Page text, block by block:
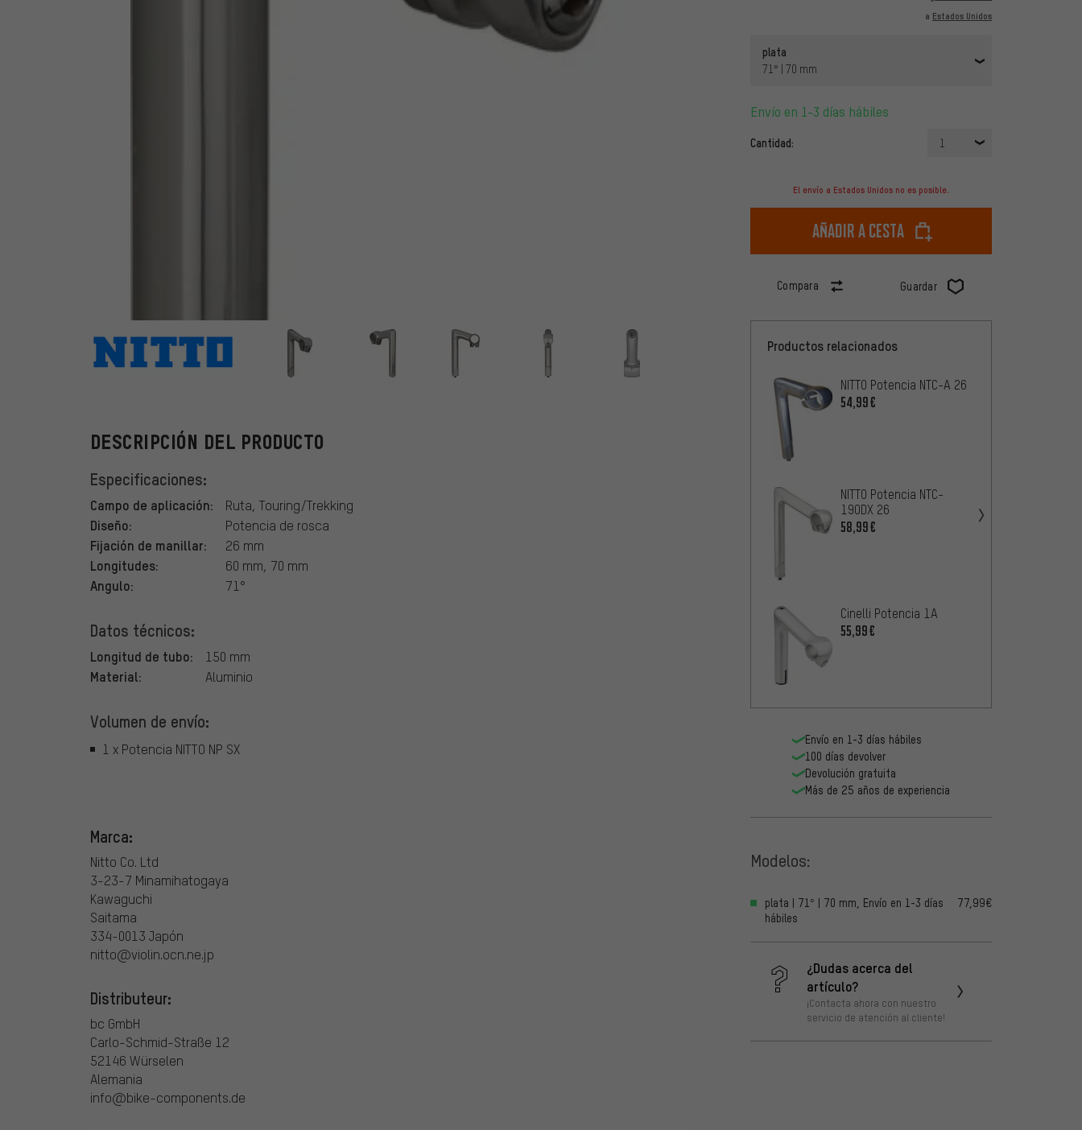
a Estados Unidos
plata
71° | 70 mm
Envío en 1-3 días hábiles
Cantidad: 1
El envío a Estados Unidos no es posible.
Añadir a cesta
Compara Guardar
DESCRIPCIÓN DEL PRODUCTO
Especificaciones:
Campo de aplicación: Ruta, Touring/Trekking
Diseño: Potencia de rosca
Fijación de manillar: 26 mm
Longitudes: 60 mm, 70 mm
Angulo: 71°
Datos técnicos:
Longitud de tubo: 150 mm
Material: Aluminio
Volumen de envío:
1 x Potencia NITTO NP SX
Marca:
Nitto Co. Ltd
3-23-7 Minamihatogaya
Kawaguchi
Saitama
334-0013 Japón
nitto@violin.ocn.ne.jp
Distributeur:
bc GmbH
Carlo-Schmid-Straße 12
52146 Würselen
Alemania
info@bike-components.de
Productos relacionados
NITTO Potencia NTC-A 26
54,99€
NITTO Potencia NTC-
190DX 26
58,99€
Cinelli Potencia 1A
55,99€
Envío en 1-3 días hábiles
100 días devolver
Devolución gratuita
Más de 25 años de experiencia
Modelos:
plata | 71° | 70 mm, Envío en 1-3 días
hábiles
77,99€
¿Dudas acerca del
artículo?
¡Contacta ahora con nuestro
servicio de atención al cliente!